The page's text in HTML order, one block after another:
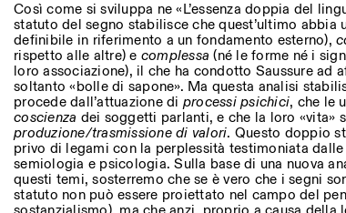
Così come si sviluppa ne «L’essenza doppia del
statuto del segno stabilisce che quest’ultimo abbia
definibile in riferimento a un fondamento esterno),
rispetto alle altre) e complessa (né le forme né i
loro associazione), il che ha condotto Saussure ad
soltanto «bolle di sapone». Ma questa analisi
procede dall’attuazione di processi psichici, che le
coscienza dei soggetti parlanti, e che la loro «vita»
produzione/trasmissione di valori. Questo doppio
privo di legami con la perplessità testimoniata
semiologia e psicologia. Sulla base di una nuova
questi temi, sosterremo che se è vero che i segni
statuto non può essere proiettato nel campo del